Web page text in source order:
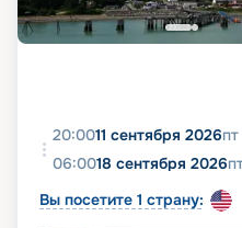
20:0011 сентября 2026пт
06:0018 сентября 2026
Вы посетите 1 страну: